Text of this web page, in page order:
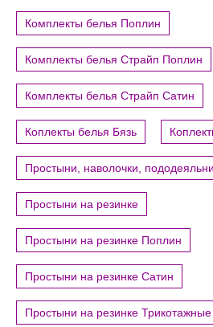
Комплекты белья Поплин
Комплекты белья Страйп Поплин
Комплекты белья Страйп Сатин
Коплекты белья Бязь
Простыни, наволочки,
Простыни на резинке
Простыни на резинке Поплин
Простыни на резинке Сатин
Простыни на резинке Трикотажные